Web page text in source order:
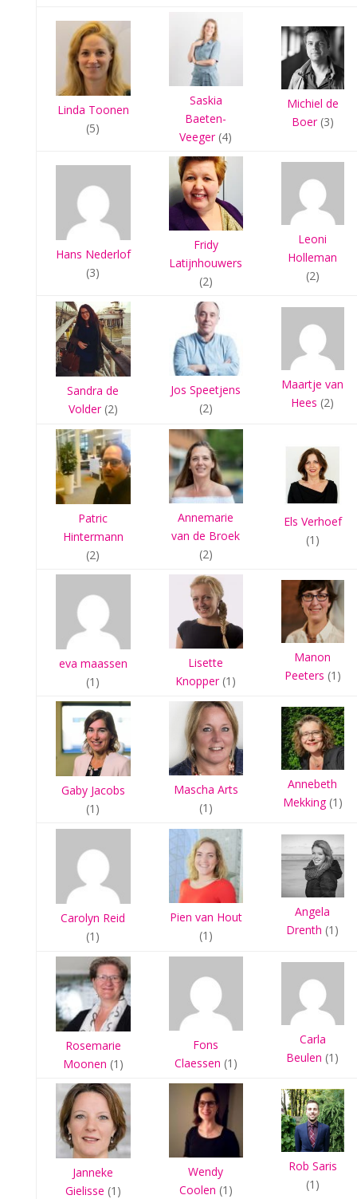
Linda Toonen
(5)
Saskia
Baeten-
Veeger(4)
Michiel de
Boer(3)
Hans Nederlof
(3)
Fridy
Latijnhouwers
(2)
Leoni
Holleman
(2)
Sandra de
Volder(2)
Jos Speetjens
(2)
Maartje van
Hees (2)
Patric
Hintermann
(2)
Annemarie
van de Broek
(2)
Els Verhoef
(1)
eva maassen
(1)
Lisette
Knopper(1)
Manon
Peeters (1)
Gaby Jacobs
(1)
Mascha Arts
(1)
Annebeth
Mekking(1)
Carolyn Reid
(1)
Pien van Hout
(1)
Angela
Drenth (1)
Rosemarie
Moonen (1)
Fons
Claessen (1)
Carla
Beulen (1)
Janneke
Gielisse (1)
Wendy
Coolen (1)
Rob Saris
(1)